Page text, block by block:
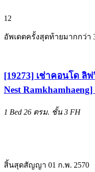
12
อัพเดตครั้งสุดท้ายมากกว่า
[19273] เช่าคอนโด ลิ
Nest
1 Bed 26 ตรม. ชั้น 3 FH
สิ้นสุดสัญญา 01 ก.พ. 2570